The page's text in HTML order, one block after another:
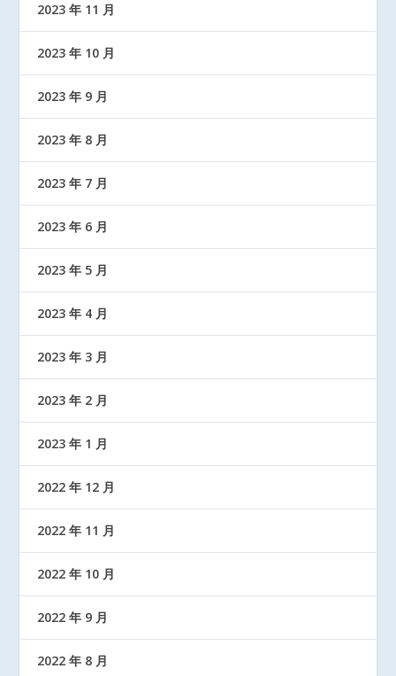
2023 年 11 月
2023 年 10 月
2023 年 9 月
2023 年 8 月
2023 年 7 月
2023 年 6 月
2023 年 5 月
2023 年 4 月
2023 年 3 月
2023 年 2 月
2023 年 1 月
2022 年 12 月
2022 年 11 月
2022 年 10 月
2022 年 9 月
2022 年 8 月